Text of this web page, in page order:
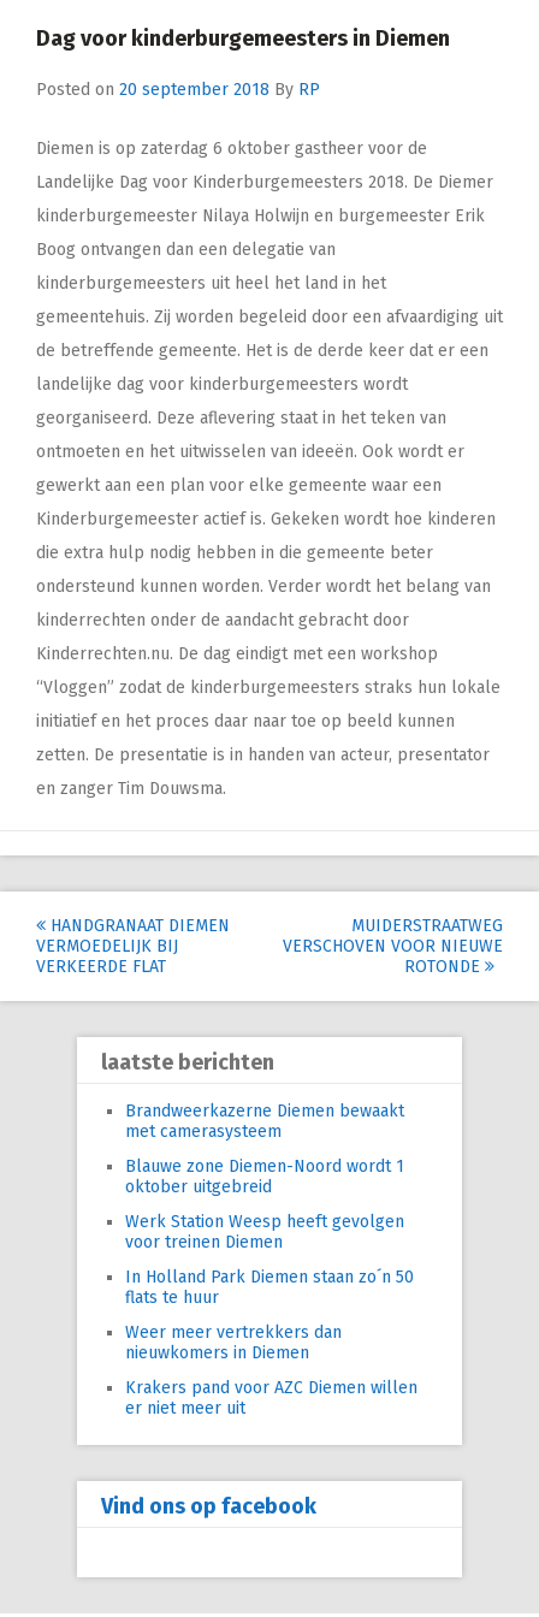
Dag voor kinderburgemeesters in Diemen
Posted on 20 september 2018 By RP
Diemen is op zaterdag 6 oktober gastheer voor de
Landelijke Dag voor Kinderburgemeesters 2018. De Diemer
kinderburgemeester Nilaya Holwijn en burgemeester Erik
Boog ontvangen dan een delegatie van
kinderburgemeesters uit heel het land in het
gemeentehuis. Zij worden begeleid door een afvaardiging uit
de betreffende gemeente. Het is de derde keer dat er een
landelijke dag voor kinderburgemeesters wordt
georganiseerd. Deze aflevering staat in het teken van
ontmoeten en het uitwisselen van ideeën. Ook wordt er
gewerkt aan een plan voor elke gemeente waar een
Kinderburgemeester actief is. Gekeken wordt hoe kinderen
die extra hulp nodig hebben in die gemeente beter
ondersteund kunnen worden. Verder wordt het belang van
kinderrechten onder de aandacht gebracht door
Kinderrechten.nu. De dag eindigt met een workshop
“Vloggen” zodat de kinderburgemeesters straks hun lokale
initiatief en het proces daar naar toe op beeld kunnen
zetten. De presentatie is in handen van acteur, presentator
en zanger Tim Douwsma.
Post
navigation
HANDGRANAAT DIEMEN
VERMOEDELIJK BIJ
VERKEERDE FLAT
MUIDERSTRAATWEG
VERSCHOVEN VOOR NIEUWE
ROTONDE
laatste berichten
Brandweerkazerne Diemen bewaakt
met camerasysteem
Blauwe zone Diemen-Noord wordt 1
oktober uitgebreid
Werk Station Weesp heeft gevolgen
voor treinen Diemen
In Holland Park Diemen staan zo´n 50
flats te huur
Weer meer vertrekkers dan
nieuwkomers in Diemen
Krakers pand voor AZC Diemen willen
er niet meer uit
Vind ons op facebook